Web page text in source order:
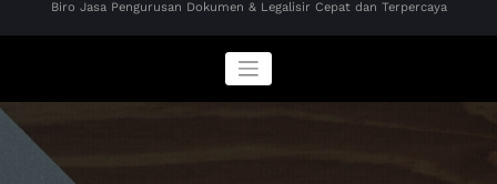
Biro Jasa Pengurusan Dokumen & Legalisir Cepat dan Terpercaya